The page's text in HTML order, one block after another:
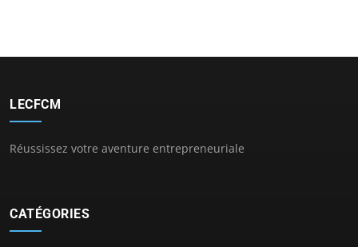
LECFCM
Réussissez votre aventure entrepreneuriale
CATÉGORIES